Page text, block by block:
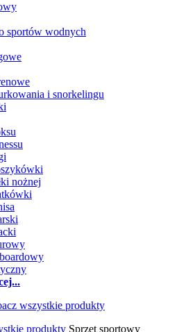
sportów wodnych
i snorkelingu
nożnej
produkty Sprzęt sportowy